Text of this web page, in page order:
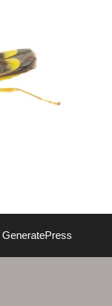
GeneratePress